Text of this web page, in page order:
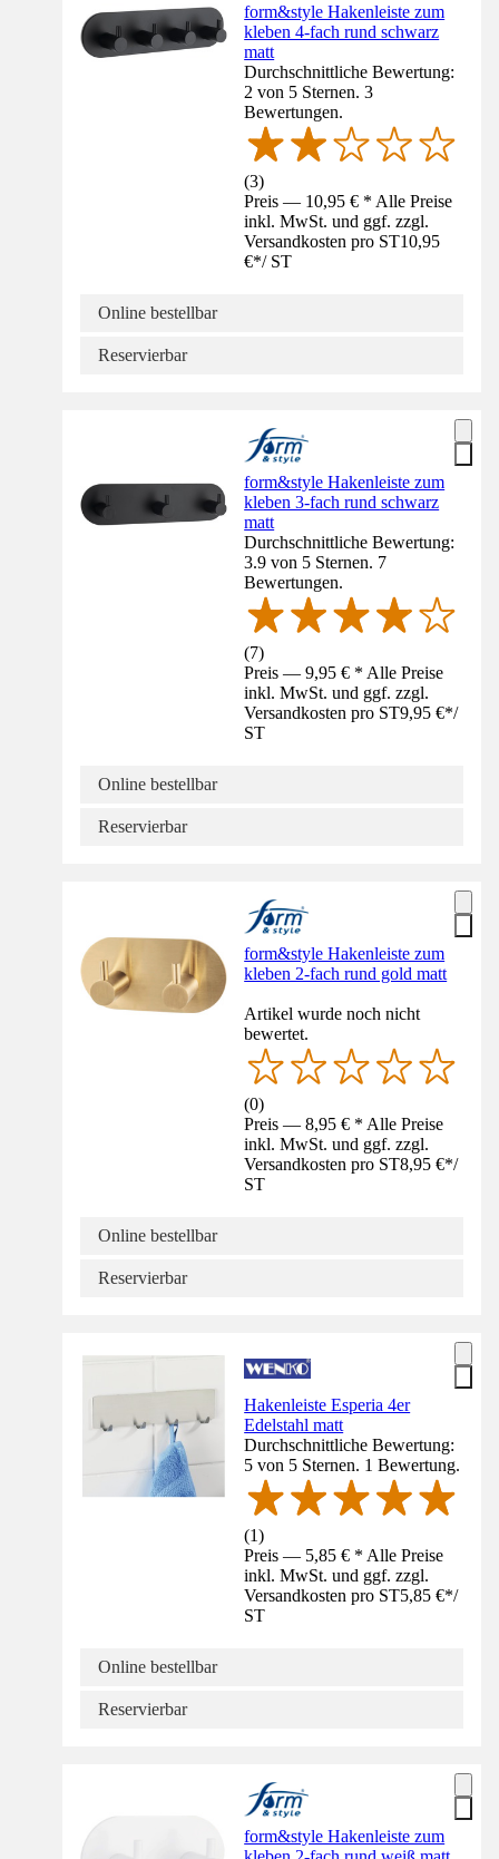
form&style Hakenleiste zum
kleben 4-fach rund schwarz
matt
Durchschnittliche Bewertung:
2 von 5 Sternen. 3
Bewertungen.
(3)
Preis — 10,95 € * Alle Preise
inkl. MwSt. und ggf. zzgl.
Versandkosten pro ST10,95
€*/ ST
Online bestellbar
Reservierbar
form&style Hakenleiste zum
kleben 3-fach rund schwarz
matt
Durchschnittliche Bewertung:
3.9 von 5 Sternen. 7
Bewertungen.
(7)
Preis — 9,95 € * Alle Preise
inkl. MwSt. und ggf. zzgl.
Versandkosten pro ST9,95 €*/
ST
Online bestellbar
Reservierbar
form&style Hakenleiste zum
kleben 2-fach rund gold matt
Artikel wurde noch nicht
bewertet.
(0)
Preis — 8,95 € * Alle Preise
inkl. MwSt. und ggf. zzgl.
Versandkosten pro ST8,95 €*/
ST
Online bestellbar
Reservierbar
Hakenleiste Esperia 4er
Edelstahl matt
Durchschnittliche Bewertung:
5 von 5 Sternen. 1 Bewertung.
(1)
Preis — 5,85 € * Alle Preise
inkl. MwSt. und ggf. zzgl.
Versandkosten pro ST5,85 €*/
ST
Online bestellbar
Reservierbar
form&style Hakenleiste zum